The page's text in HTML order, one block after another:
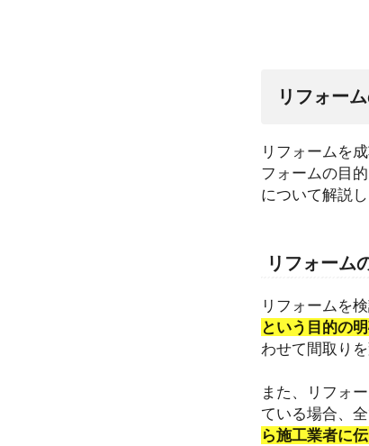
リフォー
リフォームを
フォームの目
について解説し
リフォーム
リフォームを
という目的の
わせて間取り
また、リフォ
ている場合、
ら施工業者に